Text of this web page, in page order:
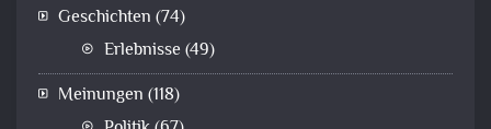
Geschichten (74)
Erlebnisse (49)
Meinungen (118)